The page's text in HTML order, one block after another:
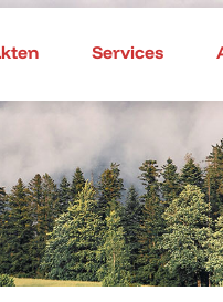
Services